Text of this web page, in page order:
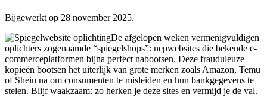
Bijgewerkt op 28 november 2025.
De afgelopen weken vermenigvuldigen
oplichters zogenaamde “spiegelshops”: nepwebsites die bekende e-
commerceplatformen bijna perfect nabootsen. Deze frauduleuze
kopieën bootsen het uiterlijk van grote merken zoals Amazon, Temu
of Shein na om consumenten te misleiden en hun bankgegevens te
stelen. Blijf waakzaam: zo herken je deze sites en vermijd je de val.